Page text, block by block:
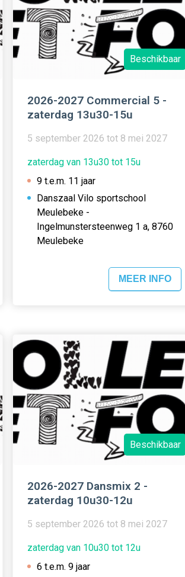
Beschikbaar
2026-2027 Commercial 5 -
zaterdag 13u30-15u
5 september 2026 tot 8 mei 2027
zaterdag van 13u30 tot 15u
9 t.e.m. 11 jaar
Danszaal Vilo sportschool
Meulebeke -
Ingelmunstersteenweg 1 a, 8760
Meulebeke
MEER INFO
Beschikbaar
2026-2027 Dansmix 2 -
zaterdag 10u30-12u
5 september 2026 tot 8 mei 2027
zaterdag van 10u30 tot 12u
6 t.e.m. 9 jaar